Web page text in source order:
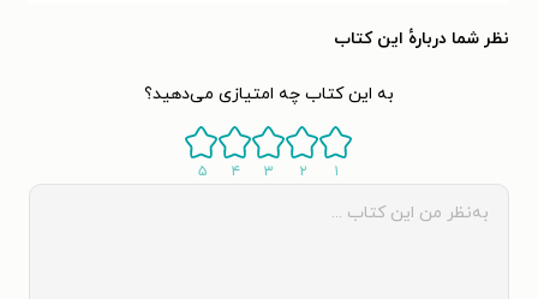
نظر شما دربارهٔ این کتاب
به این کتاب چه امتیازی می‌دهید؟
۱ ۲ ۳ ۴ ۵